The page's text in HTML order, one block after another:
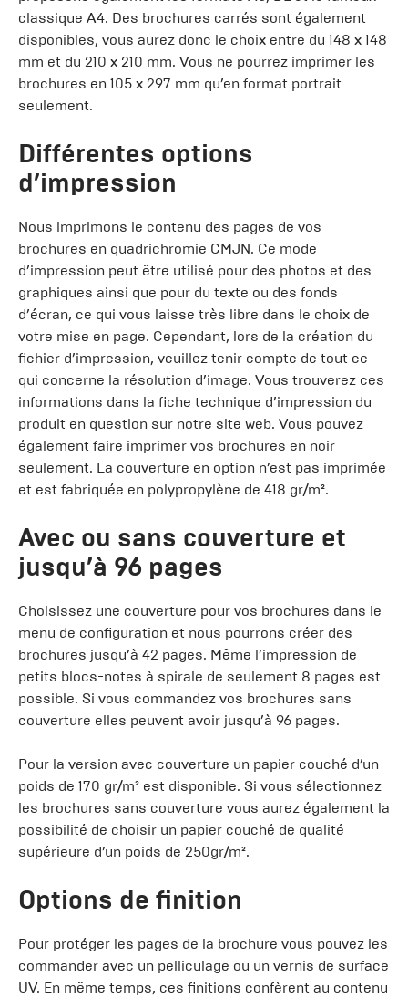
classique A4. Des brochures carrés sont également
disponibles, vous aurez donc le choix entre du 148 x 148
mm et du 210 x 210 mm. Vous ne pourrez imprimer les
brochures en 105 x 297 mm qu’en format portrait
seulement.
Différentes options
d’impression
Nous imprimons le contenu des pages de vos
brochures en quadrichromie CMJN. Ce mode
d’impression peut être utilisé pour des photos et des
graphiques ainsi que pour du texte ou des fonds
d’écran, ce qui vous laisse très libre dans le choix de
votre mise en page. Cependant, lors de la création du
fichier d’impression, veuillez tenir compte de tout ce
qui concerne la résolution d’image. Vous trouverez ces
informations dans la fiche technique d’impression du
produit en question sur notre site web. Vous pouvez
également faire imprimer vos brochures en noir
seulement. La couverture en option n’est pas imprimée
et est fabriquée en polypropylène de 418 gr/m².
Avec ou sans couverture et
jusqu’à 96 pages
Choisissez une couverture pour vos brochures dans le
menu de configuration et nous pourrons créer des
brochures jusqu’à 42 pages. Même l’impression de
petits blocs-notes à spirale de seulement 8 pages est
possible. Si vous commandez vos brochures sans
couverture elles peuvent avoir jusqu’à 96 pages.
Pour la version avec couverture un papier couché d’un
poids de 170 gr/m² est disponible. Si vous sélectionnez
les brochures sans couverture vous aurez également la
possibilité de choisir un papier couché de qualité
supérieure d’un poids de 250gr/m².
Options de finition
Pour protéger les pages de la brochure vous pouvez les
commander avec un pelliculage ou un vernis de surface
UV. En même temps, ces finitions confèrent au contenu